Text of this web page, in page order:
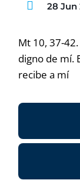
28 Jun
Mt 10, 37-
digno de mí.
recibe a mí